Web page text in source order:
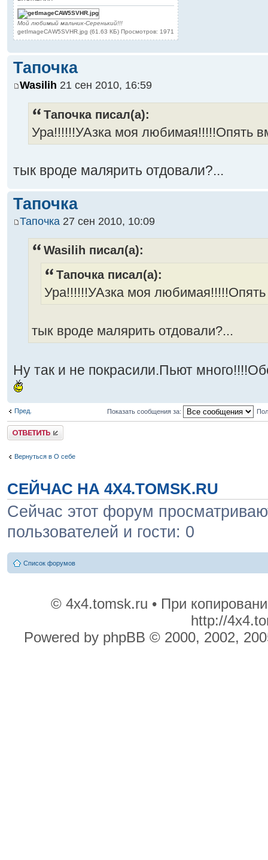
Мой любимый мальчик-Серенький!!!
getImageCAW5SVHR.jpg (61.63 КБ) Просмотров: 1971
Тапочка
Wasilih 21 сен 2010, 16:59
Тапочка писал(а):
Ура!!!!!!УАзка моя любимая!!!!!Опять
тык вроде малярить отдовали?...
Тапочка
Тапочка 27 сен 2010, 10:09
Wasilih писал(а):
Тапочка писал(а):
Ура!!!!!!УАзка моя любимая!!!!!Опять
тык вроде малярить отдовали?...
Ну так и не покрасили.Пьют
Пред. Показать сообщения за:
Ответить
Вернуться в О себе
СЕЙЧАС НА 4X4.TOMSK.RU
Сейчас этот форум
пользователей и гости: 0
Список форумов
© 4x4.tomsk.ru • При
http://
Powered by phpBB © 2000, 2002,